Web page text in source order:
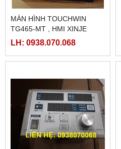
MÀN HÌNH TOUCHWIN
TG465-MT , HMI XINJE
TG465-MT
LH: 0938.070.068